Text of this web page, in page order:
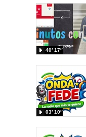
40′ 17″
03′ 10″